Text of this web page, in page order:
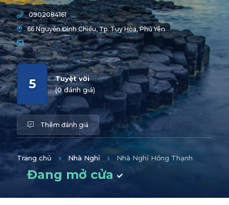
0902084161
66 Nguyễn Đình Chiểu, Tp. Tuy Hòa, Phú Yên
Tuyệt vời
(0 đánh giá)
5
Thêm đánh giá
Trang chủ Nhà Nghỉ Nhà Nghỉ Hồng Thạnh
Đang mở cửa